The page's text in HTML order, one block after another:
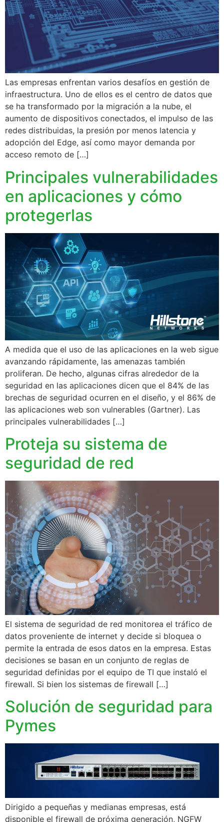
Las empresas enfrentan varios desafíos en gestión de
infraestructura. Uno de ellos es el centro de datos que
se ha transformado por la migración a la nube, el
aumento de dispositivos conectados, el impulso de las
redes distribuidas, la presión por menos latencia y
adopción del Edge, así como mayor demanda por
acceso remoto de […]
Principales vulnerabilidades
en aplicaciones y cómo
protegerlas
A medida que el uso de las aplicaciones en la web sigue
avanzando rápidamente, las amenazas también
proliferan. De hecho, algunas cifras alrededor de la
seguridad en las aplicaciones dicen que el 84% de las
brechas de seguridad ocurren en el diseño, y el 86% de
las aplicaciones web son vulnerables (Gartner). Las
principales vulnerabilidades […]
Proteja su sistema de
seguridad de red
El sistema de seguridad de red monitorea el tráfico de
datos proveniente de internet y decide si bloquea o
permite la entrada de esos datos en la empresa. Estas
decisiones se basan en un conjunto de reglas de
seguridad definidas por el equipo de TI que instaló el
firewall. Si bien los sistemas de firewall […]
Solución de seguridad para
Pymes
Dirigido a pequeñas y medianas empresas, está
disponible el firewall de próxima generación, NGFW